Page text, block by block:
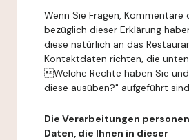
Wenn Sie Fragen, Kommentare
bezüglich dieser Erklärung
diese natürlich an das
Kontaktdaten richten, die
Welche Rechte haben Sie und
diese ausüben?" aufgeführt
Die Verarbeitungen
Daten, die Ihnen in dieser